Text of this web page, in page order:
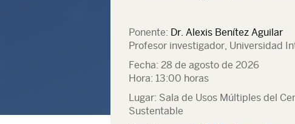
Ponente: Dr. Alexis Benítez Aguilar
Profesor investigador, Universidad
Fecha: 28 de agosto de 2026
Hora: 13:00 horas
Lugar: Sala de Usos Múltiples del
Sustentable